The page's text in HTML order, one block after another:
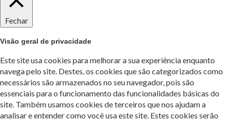
Fechar
Visão geral de privacidade
Este site usa cookies para melhorar a sua experiência enquanto
navega pelo site. Destes, os cookies que são categorizados como
necessários são armazenados no seu navegador, pois são
essenciais para o funcionamento das funcionalidades básicas do
site. Também usamos cookies de terceiros que nos ajudam a
analisar e entender como você usa este site. Estes cookies serão